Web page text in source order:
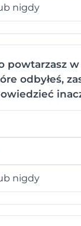
nigdy
powtarzasz w
odbyłeś,
nigdy